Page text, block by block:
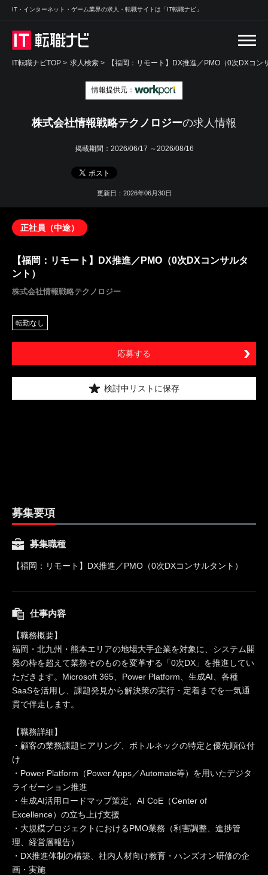
IT・インターネット・ゲーム業界の求人・転職サイトは「IT転職ナビ」
IT転職ナビTOP > 求人検索 > 【福岡：リモート】DX推進／PMO（0次DXコン
情報提供元：
株式会社情報戦略テクノロジーの求人情報
掲載期間： 2026/06/17 ～2026/08/16
更新日：2026年06月30日
正社員（中途）
【福岡：リモート】DX推進／PMO（0次DXコンサルタ
ント）
株式会社情報戦略テクノロジー
転勤なし
応募する
検討中リストに保存
募集要項
募集職種
【福岡：リモート】DX推進／PMO（0次DXコンサルタント）
仕事内容
【職務概要】
福岡・北九州・熊本エリアの地場大手企業を対象に、システム開
発の枠を超えて業務そのものを変革する「0次DX」を推進してい
ただきます。Microsoft 365、Power Platform、生成AI、各種
SaaSを活用し、課題発見から解決策の実行・定着までを一気通
貫で伴走します。
【職務詳細】
・顧客の業務課題ヒアリング、ボトルネックの特定と優先順位付
け
・Power Platform（Power Apps／Automate等）を用いたデジタ
ライゼーション推進
・生成AI活用ロードマップ策定、AI CoE（Center of
Excellence）の立ち上げ支援
・大規模プロジェクトにおけるPMO業務（利害調整、進捗管
理、経営層報告）
・DX推進体制の構築、社内人材向け教育・ハンズオン研修の企
画・実施